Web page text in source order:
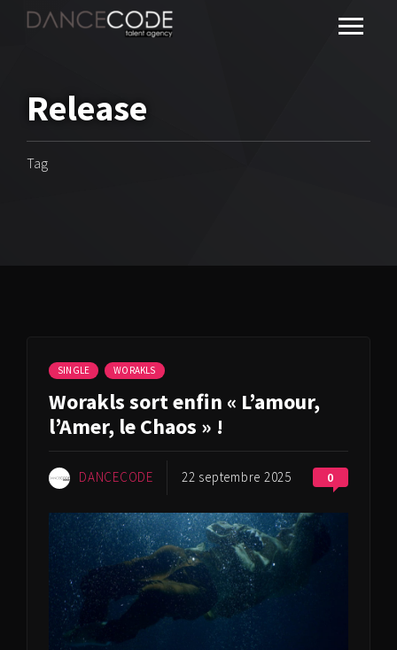
Release
Tag
SINGLE WORAKLS
Worakls sort enfin « L’amour,
l’Amer, le Chaos » !
DANCECODE 22 septembre 2025 0